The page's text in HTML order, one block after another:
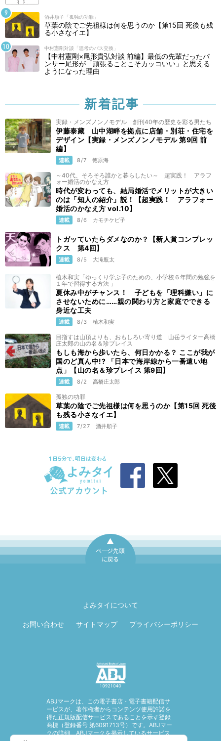
酒井順子「孤独の功罪」
草葉の陰でご先祖様は何を思うのか【第15回 死後も残
る小さなイエ】
中村憲剛対談「思考のパス交換」
【中村憲剛×尾形貴弘対談 前編】最低の先輩だったパ
ンサー尾形が「頑張ることこそカッコいい」と思える
ようになった理由
新着記事
実録・メンズノンノモデル 創刊40年の歴史を彩る男たち
伊藤泰藏 山中湖畔を拠点に店舗・別荘・住宅を
デザイン【実録・メンズノンノモデル 第9回 前
編】
連載 8/7 徳原海
～40代、そろそろ誰かと暮らしたい～ 超実践！ アラフ
ォー婚活のかなえ方
時代が変わっても、結局婚活でメリットが大きい
のは「知人の紹介」説！【超実践！ アラフォー
婚活のかなえ方 vol.10】
連載 8/6 カモチケビ子
トガッていたらダメなのか？【新人賞コンプレッ
クス 第4回】
連載 8/5 大滝瓶太
植木和実「ゆっくり学ぶ子のための、小学校６年間の勉強を
１年で習得する方法 」
夏休み中がチャンス！ 子どもを「理科嫌い」に
させないために……親の関わり方と家庭でできる
身近な工夫
連載 8/3 植木和実
目指すは山頂よりも、おもしろい寄り道 山岳ライター高橋
庄太郎の山の名＆珍プレイス
もしも海から歩いたら、何日かかる？ ここが我が
国のど真ん中!? 「日本で海岸線から一番遠い地
点」【山の名＆珍プレイス 第9回】
連載 8/2 高橋庄太郎
孤独の功罪
草葉の陰でご先祖様は何を思うのか【第15回 死後
も残る小さなイエ】
連載 7/27 酒井順子
よみタイについて
お問い合わせ サイトマップ プライバシーポリシー
ABJマークは、この電子書店・電子書籍配信サ
ービスが、著作権者からコンテンツ使用許諾を
得た正規版配信サービスであることを示す登録
商標（登録番号 第6091713号）です。ABJマー
クの詳細、ABJマークを掲示しているサービス